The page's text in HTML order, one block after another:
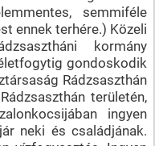
semmiféle
ennek terhére.) Közeli
kormány
gondoskodik
Rádzsaszthán
területén,
ingyen
neki és családjának.